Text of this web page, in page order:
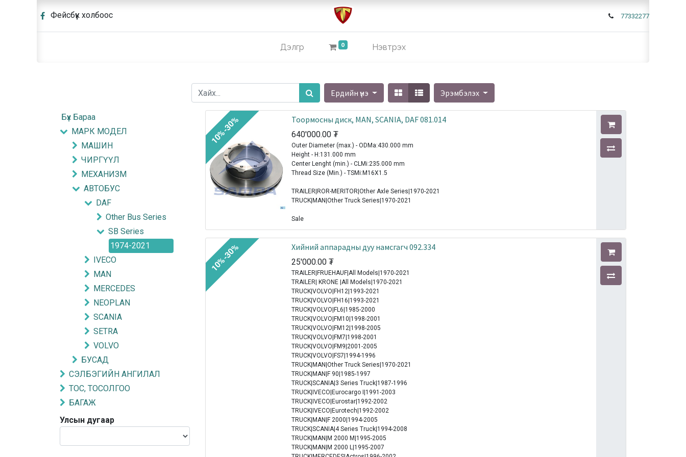
Фейсбүүк холбоос 77332277
Дэлгүүр 0 Нэвтрэх
Ердийн үнэ Эрэмбэлэх
Бүх Бараа
МАРК МОДЕЛ
МАШИН
ЧИРГҮҮЛ
МЕХАНИЗМ
АВТОБУС
DAF
Other Bus Series
SB Series
1974-2021
IVECO
MAN
MERCEDES
NEOPLAN
SCANIA
SETRA
VOLVO
БУСАД
СЭЛБЭГИЙН АНГИЛАЛ
ТОС, ТОСОЛГОО
БАГАЖ
Улсын дугаар
Тоормосны диск, MAN, SCANIA, DAF 081.014
640'000.00 ₮
Outer Diameter (max.) - ODMa:430.000 mm
Height - H:131.000 mm
Center Lenght (min.) - CLMi:235.000 mm
Thread Size (Min.) - TSMi:M16X1.5
TRAILER|ROR-MERITOR|Other Axle Series|1970-2021
TRUCK|MAN|Other Truck Series|1970-2021
Sale
10%-30%
Хийний аппарадны дуу намсгагч 092.334
25'000.00 ₮
TRAILER|FRUEHAUF|All Models|1970-2021
TRAILER| KRONE |All Models|1970-2021
TRUCK|VOLVO|FH12|1993-2021
TRUCK|VOLVO|FH16|1993-2021
TRUCK|VOLVO|FL6|1985-2000
TRUCK|VOLVO|FM10|1998-2001
TRUCK|VOLVO|FM12|1998-2005
TRUCK|VOLVO|FM7|1998-2001
TRUCK|VOLVO|FM9|2001-2005
TRUCK|VOLVO|FS7|1994-1996
TRUCK|MAN|Other Truck Series|1970-2021
TRUCK|MAN|F 90|1985-1997
TRUCK|SCANIA|3 Series Truck|1987-1996
TRUCK|IVECO|Eurocargo I|1991-2003
TRUCK|IVECO|Eurostar|1992-2002
TRUCK|IVECO|Eurotech|1992-2002
TRUCK|MAN|F 2000|1994-2005
TRUCK|SCANIA|4 Series Truck|1994-2008
TRUCK|MAN|M 2000 M|1995-2005
TRUCK|MAN|M 2000 L|1995-2007
10%-30%